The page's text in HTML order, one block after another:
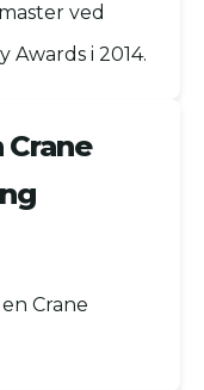
ved
Awards i 2014.
Crane